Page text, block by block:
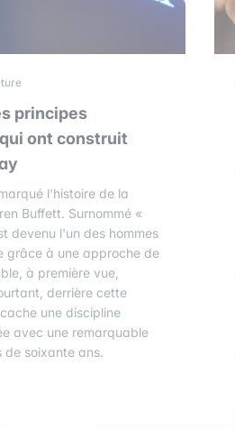
principes
ont construit
l'histoire de la
Buffett. Surnommé «
devenu l'un des hommes
grâce à une approche de
à première vue,
derrière cette
une discipline
avec une remarquable
soixante ans.